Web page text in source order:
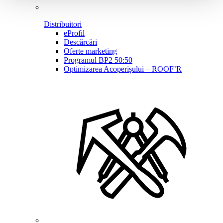
Distribuitori
eProfil
Descărcări
Oferte marketing
Programul BP2 50:50
Optimizarea Acoperișului – ROOF’R